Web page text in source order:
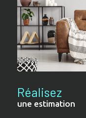
Réalisez
une estimation